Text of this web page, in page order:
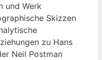
und Werk
Skizzen
zu Hans
Neil Postman